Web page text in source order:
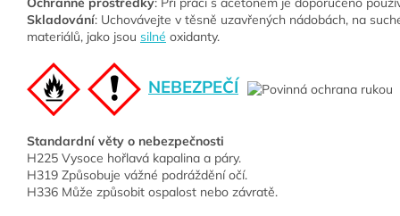
Skladování: Uchovávejte v těsně uzavřených nádobách, na
materiálů, jako jsou silné oxidanty.
NEBEZPEČÍ
Standardní věty o nebezpečnosti
H225 Vysoce hořlavá kapalina a páry.
H319 Způsobuje vážné podráždění očí.
H336 Může způsobit ospalost nebo závratě.